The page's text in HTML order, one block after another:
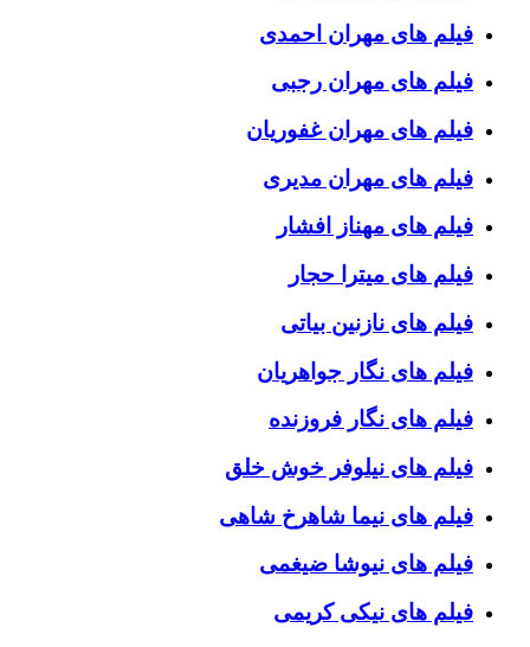
فیلم های مهران احمدی
فیلم های مهران رجبی
فیلم های مهران غفوریان
فیلم های مهران مدیری
فیلم های مهناز افشار
فیلم های میترا حجار
فیلم های نازنین بیاتی
فیلم های نگار جواهریان
فیلم های نگار فروزنده
فیلم های نیلوفر خوش خلق
فیلم های نیما شاهرخ شاهی
فیلم های نیوشا ضیغمی
فیلم های نیکی کریمی